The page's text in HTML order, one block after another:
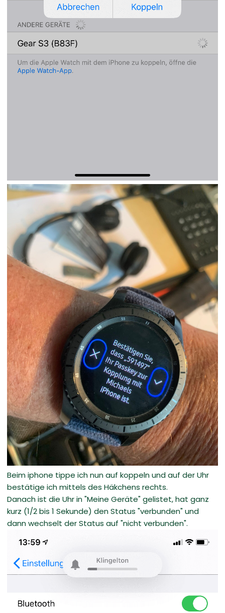
Beim iphone tippe ich nun auf koppeln und auf der Uhr
bestätige ich mittels des Häkchens rechts.
Danach ist die Uhr in "Meine Geräte" gelistet, hat ganz
kurz (1/2 bis 1 Sekunde) den Status "verbunden" und
dann wechselt der Status auf "nicht verbunden".